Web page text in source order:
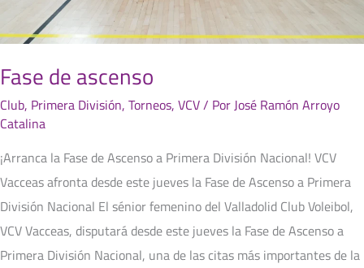
Fase de ascenso
Club, Primera División, Torneos, VCV/ Por José Ramón Arroyo
Catalina
¡Arranca la Fase de Ascenso a Primera División Nacional! VCV
Vacceas afronta desde este jueves la Fase de Ascenso a Primera
División Nacional El sénior femenino del Valladolid Club Voleibol,
VCV Vacceas, disputará desde este jueves la Fase de Ascenso a
Primera División Nacional, una de las citas más importantes de la